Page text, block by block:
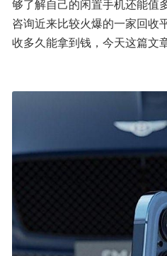
够了解自己的闲置手机还能值
咨询近来比较火爆的一家回收
收多久能拿到钱，今天这篇文